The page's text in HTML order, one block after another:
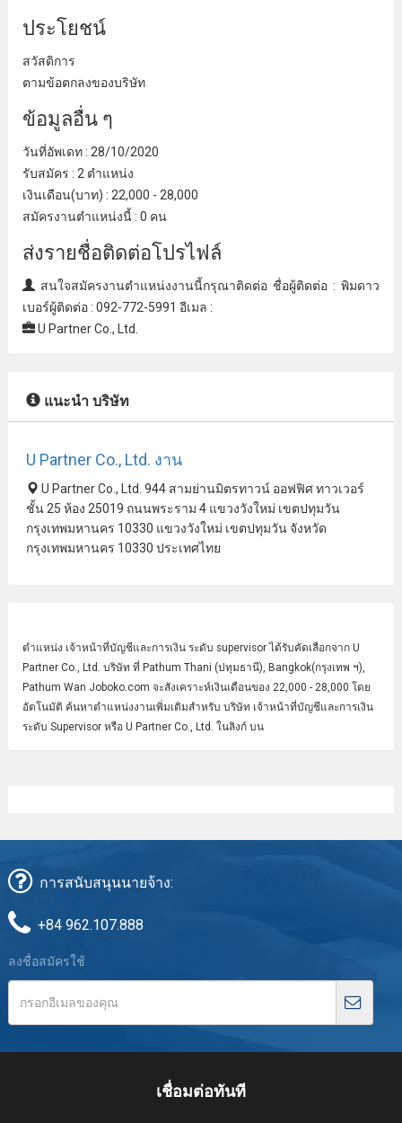
ประโยชน์
สวัสดิการ
ตามข้อตกลงของบริษัท
ข้อมูลอื่น ๆ
วันที่อัพเดท : 28/10/2020
รับสมัคร : 2 ตําแหน่ง
เงินเดือน(บาท) : 22,000 - 28,000
สมัครงานตําแหน่งนี้ : 0 คน
ส่งรายชื่อติดต่อโปรไฟล์
สนใจสมัครงานตําแหน่งงานนี้กรุณาติดต่อ ชื่อผู้ติดต่อ : พิมดาว
เบอร์ผู้ติดต่อ : 092-772-5991 อีเมล :
U Partner Co., Ltd.
แนะนำ บริษัท
U Partner Co., Ltd. งาน
U Partner Co., Ltd. 944 สามย่านมิตรทาวน์ ออฟฟิศ ทาวเวอร์
ชั้น 25 ห้อง 25019 ถนนพระราม 4 แขวงวังใหม่ เขตปทุมวัน
กรุงเทพมหานคร 10330 แขวงวังใหม่ เขตปทุมวัน จังหวัด
กรุงเทพมหานคร 10330 ประเทศไทย
ตำแหน่ง เจ้าหน้าที่บัญชีและการเงิน ระดับ supervisor ได้รับคัดเลือกจาก U
Partner Co., Ltd. บริษัท ที่ Pathum Thani (ปทุมธานี), Bangkok(กรุงเทพ ฯ),
Pathum Wan Joboko.com จะสังเคราะห์เงินเดือนของ 22,000 - 28,000 โดย
อัตโนมัติ ค้นหาตำแหน่งงานเพิ่มเติมสำหรับ บริษัท เจ้าหน้าที่บัญชีและการเงิน
ระดับ Supervisor หรือ U Partner Co., Ltd. ในลิงก์ บน
การสนับสนุนนายจ้าง:
+84 962.107.888
ลงชื่อสมัครใช้
เชื่อมต่อทันที